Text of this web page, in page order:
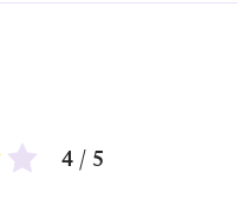
4 / 5